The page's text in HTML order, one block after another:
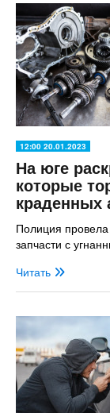
12:00 20.01.2023
На юге
которые
краденных
Полиция
запчасти с
Читать